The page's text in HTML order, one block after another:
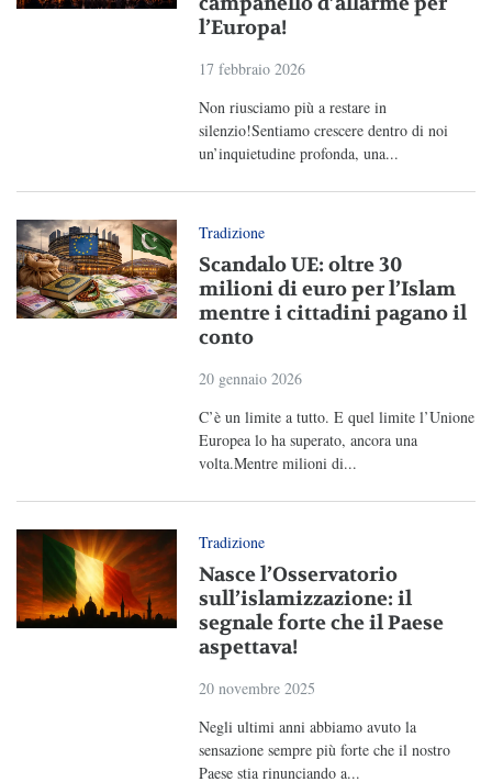
l’Europa!
17 febbraio 2026
Non riusciamo più a restare in
silenzio!Sentiamo crescere dentro di noi
un’inquietudine profonda, una...
Tradizione
Scandalo UE: oltre 30
milioni di euro per l’Islam
mentre i cittadini pagano il
conto
20 gennaio 2026
C’è un limite a tutto. E quel limite l’Unione
Europea lo ha superato, ancora una
volta.Mentre milioni di...
Tradizione
Nasce l’Osservatorio
sull’islamizzazione: il
segnale forte che il Paese
aspettava!
20 novembre 2025
Negli ultimi anni abbiamo avuto la
sensazione sempre più forte che il nostro
Paese stia rinunciando a...